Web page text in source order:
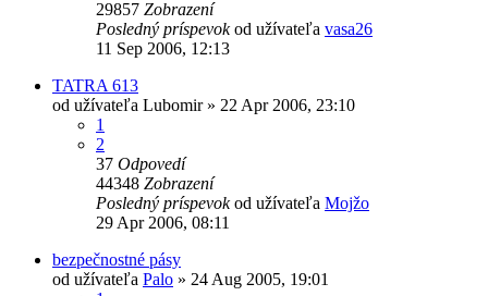
29857 Zobrazení
Posledný príspevokod užívateľa vasa26
11 Sep 2006, 12:13
TATRA 613
od užívateľa Lubomir» 22 Apr 2006, 23:10
1
2
37 Odpovedí
44348 Zobrazení
Posledný príspevokod užívateľa Mojžo
29 Apr 2006, 08:11
bezpečnostné pásy
od užívateľa Palo » 24 Aug 2005, 19:01